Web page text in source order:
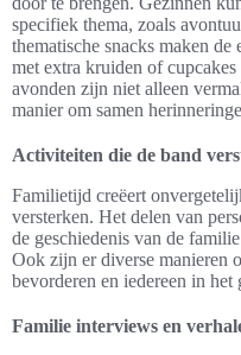
specifiek thema, zoals
thematische snacks maken
met extra kruiden of
avonden zijn niet alleen
manier om samen
Activiteiten die de band
Familietijd creëert
versterken. Het delen van
de geschiedenis van de
Ook zijn er diverse manieren
bevorderen en iedereen in
Familie interviews en